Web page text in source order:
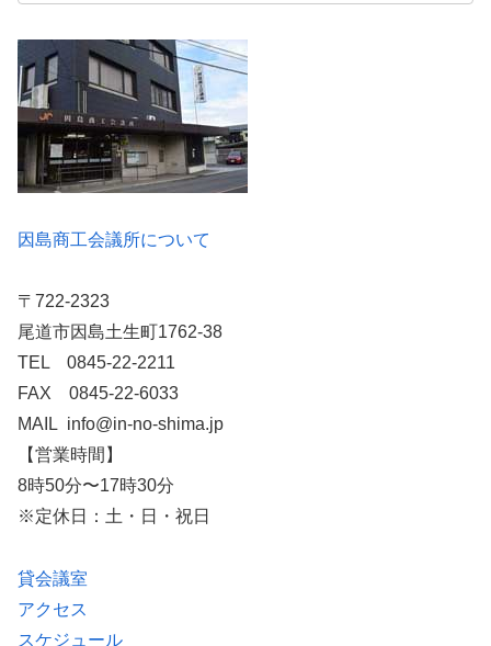
因島商工会議所について
〒722-2323
尾道市因島土生町1762-38
TEL 0845-22-2211
FAX 0845-22-6033
MAIL info@in-no-shima.jp
【営業時間】
8時50分〜17時30分
※定休日：土・日・祝日
貸会議室
アクセス
スケジュール